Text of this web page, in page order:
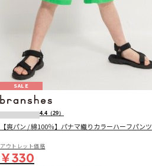
SALE
4.4 （29）
【爽パン / 綿100％】パナマ織りカラーハーフパンツ
アウトレット価格
￥330